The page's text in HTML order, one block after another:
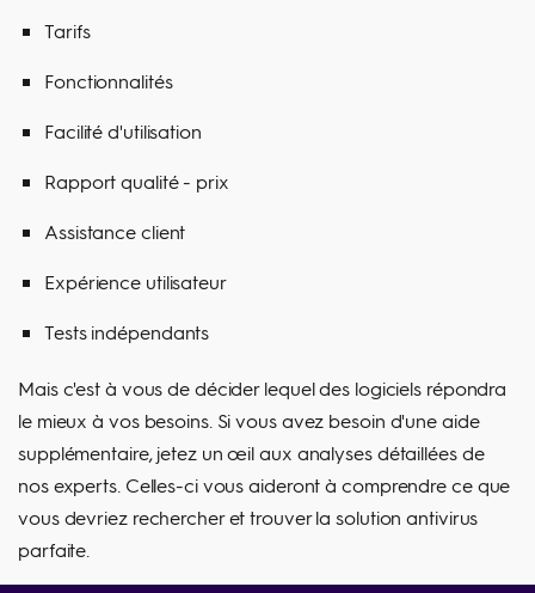
Tarifs
Fonctionnalités
Facilité d'utilisation
Rapport qualité - prix
Assistance client
Expérience utilisateur
Tests indépendants
Mais c'est à vous de décider lequel des logiciels répondra
le mieux à vos besoins. Si vous avez besoin d'une aide
supplémentaire, jetez un œil aux analyses détaillées de
nos experts. Celles-ci vous aideront à comprendre ce que
vous devriez rechercher et trouver la solution antivirus
parfaite.